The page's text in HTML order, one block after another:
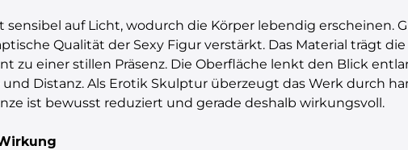
auf Licht, wodurch die Körper lebendig erscheinen.
Qualität der Sexy Figur verstärkt. Das Material trägt
zu einer stillen Präsenz. Die Oberfläche lenkt den Blick
Distanz. Als Erotik Skulptur überzeugt das Werk durch
ist bewusst reduziert und gerade deshalb wirkungsvoll.